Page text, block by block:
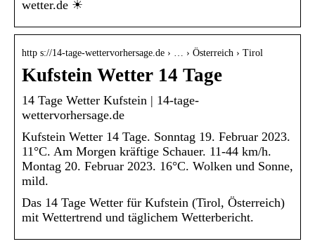
wetter.de ☀
http s://14-tage-wettervorhersage.de › … › Österreich › Tirol
Kufstein Wetter 14 Tage
14 Tage Wetter Kufstein | 14-tage-
wettervorhersage.de
Kufstein Wetter 14 Tage. Sonntag 19. Februar 2023.
11°C. Am Morgen kräftige Schauer. 11-44 km/h.
Montag 20. Februar 2023. 16°C. Wolken und Sonne,
mild.
Das 14 Tage Wetter für Kufstein (Tirol, Österreich)
mit Wettertrend und täglichem Wetterbericht.